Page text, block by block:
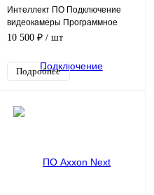
Интеллект ПО Подключение
видеокамеры Программное
обеспечение (опция)
10 500 ₽ / шт
Подробнее